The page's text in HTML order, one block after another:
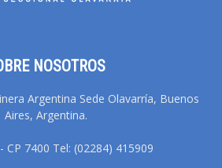
NOSOTROS
Argentina Sede Olavarría, Buenos
Aires, Argentina.
CP 7400 Tel: (02284) 415909